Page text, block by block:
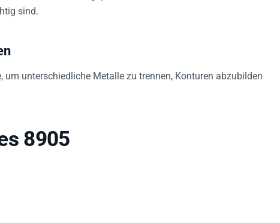
sind.
um unterschiedliche Metalle zu trennen, Konturen abzubilden
8905